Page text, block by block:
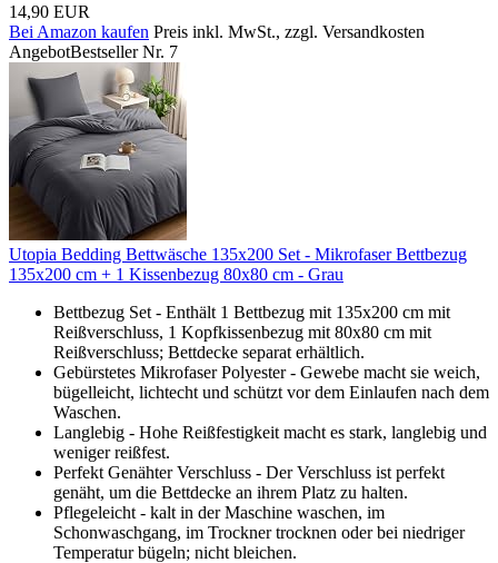
14,90 EUR
Bei Amazon kaufen Preis inkl. MwSt., zzgl. Versandkosten
AngebotBestseller Nr. 7
Utopia Bedding Bettwäsche 135x200 Set - Mikrofaser Bettbezug
135x200 cm + 1 Kissenbezug 80x80 cm - Grau
Bettbezug Set - Enthält 1 Bettbezug mit 135x200 cm mit
Reißverschluss, 1 Kopfkissenbezug mit 80x80 cm mit
Reißverschluss; Bettdecke separat erhältlich.
Gebürstetes Mikrofaser Polyester - Gewebe macht sie weich,
bügelleicht, lichtecht und schützt vor dem Einlaufen nach dem
Waschen.
Langlebig - Hohe Reißfestigkeit macht es stark, langlebig und
weniger reißfest.
Perfekt Genähter Verschluss - Der Verschluss ist perfekt
genäht, um die Bettdecke an ihrem Platz zu halten.
Pflegeleicht - kalt in der Maschine waschen, im
Schonwaschgang, im Trockner trocknen oder bei niedriger
Temperatur bügeln; nicht bleichen.